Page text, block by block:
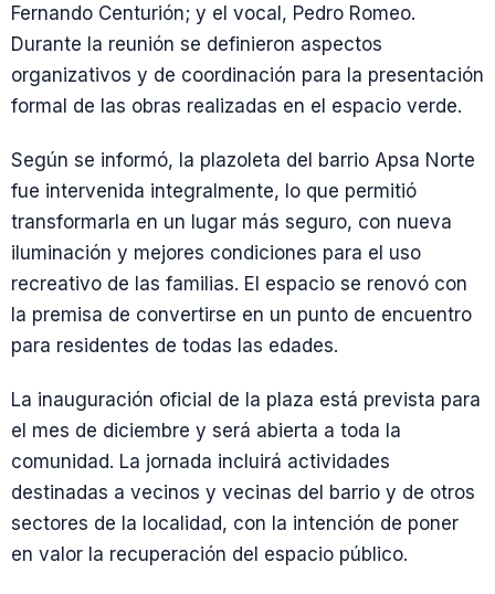
Fernando Centurión; y el vocal, Pedro Romeo.
Durante la reunión se definieron aspectos
organizativos y de coordinación para la presentación
formal de las obras realizadas en el espacio verde.
Según se informó, la plazoleta del barrio Apsa Norte
fue intervenida integralmente, lo que permitió
transformarla en un lugar más seguro, con nueva
iluminación y mejores condiciones para el uso
recreativo de las familias. El espacio se renovó con
la premisa de convertirse en un punto de encuentro
para residentes de todas las edades.
La inauguración oficial de la plaza está prevista para
el mes de diciembre y será abierta a toda la
comunidad. La jornada incluirá actividades
destinadas a vecinos y vecinas del barrio y de otros
sectores de la localidad, con la intención de poner
en valor la recuperación del espacio público.